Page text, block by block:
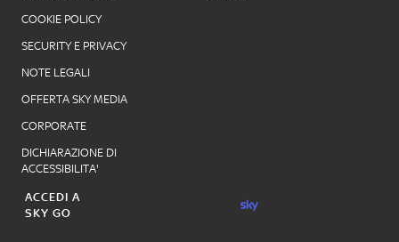
COOKIE POLICY
SECURITY E PRIVACY
NOTE LEGALI
OFFERTA SKY MEDIA
CORPORATE
DICHIARAZIONE DI
ACCESSIBILITA'
ACCEDI A
SKY GO